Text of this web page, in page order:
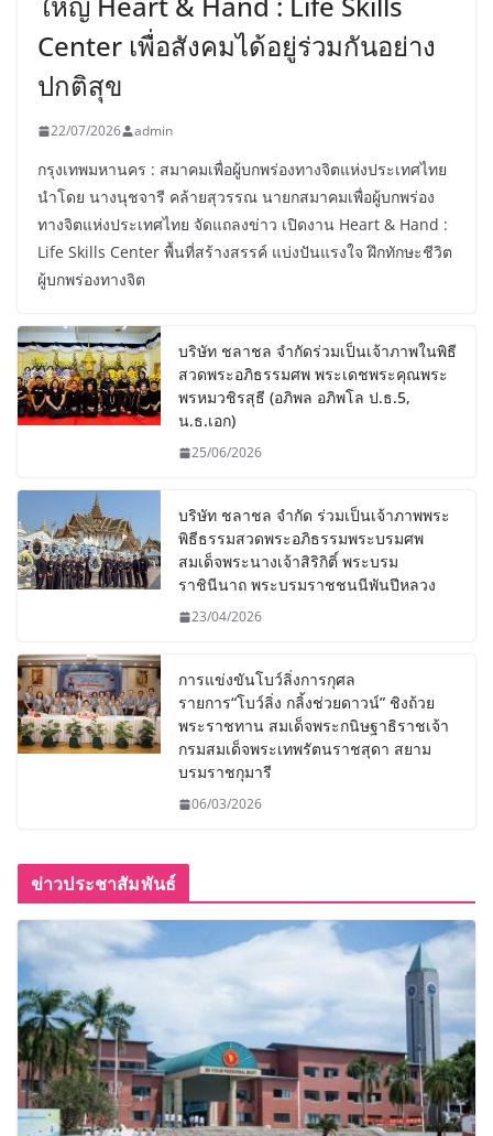
Center เพื่อสังคมได้อยู่ร่วมกันอย่าง
ปกติสุข
22/07/2026 admin
กรุงเทพมหานคร : สมาคมเพื่อผู้บกพร่องทางจิตแห่งประเทศไทย
นำโดย นางนุชจารี คล้ายสุวรรณ นายกสมาคมเพื่อผู้บกพร่อง
ทางจิตแห่งประเทศไทย จัดแถลงข่าว เปิดงาน Heart & Hand :
Life Skills Center พื้นที่สร้างสรรค์ แบ่งปันแรงใจ ฝึกทักษะชีวิต
ผู้บกพร่องทางจิต
บริษัท ชลาชล จำกัดร่วมเป็นเจ้าภาพในพิธี
สวดพระอภิธรรมศพ พระเดชพระคุณพระ
พรหมวชิรสุธี (อภิพล อภิพโล ป.ธ.5,
น.ธ.เอก)
25/06/2026
บริษัท ชลาชล จำกัด ร่วมเป็นเจ้าภาพพระ
พิธีธรรมสวดพระอภิธรรมพระบรมศพ
สมเด็จพระนางเจ้าสิริกิติ์ พระบรม
ราชินีนาถ พระบรมราชชนนีพันปีหลวง
23/04/2026
การแข่งขันโบว์ลิ่งการกุศล
รายการ“โบว์ลิ่ง กลิ้งช่วยดาวน์” ชิงถ้วย
พระราชทาน สมเด็จพระกนิษฐาธิราชเจ้า
กรมสมเด็จพระเทพรัตนราชสุดา สยาม
บรมราชกุมารี
06/03/2026
ข่าวประชาสัมพันธ์